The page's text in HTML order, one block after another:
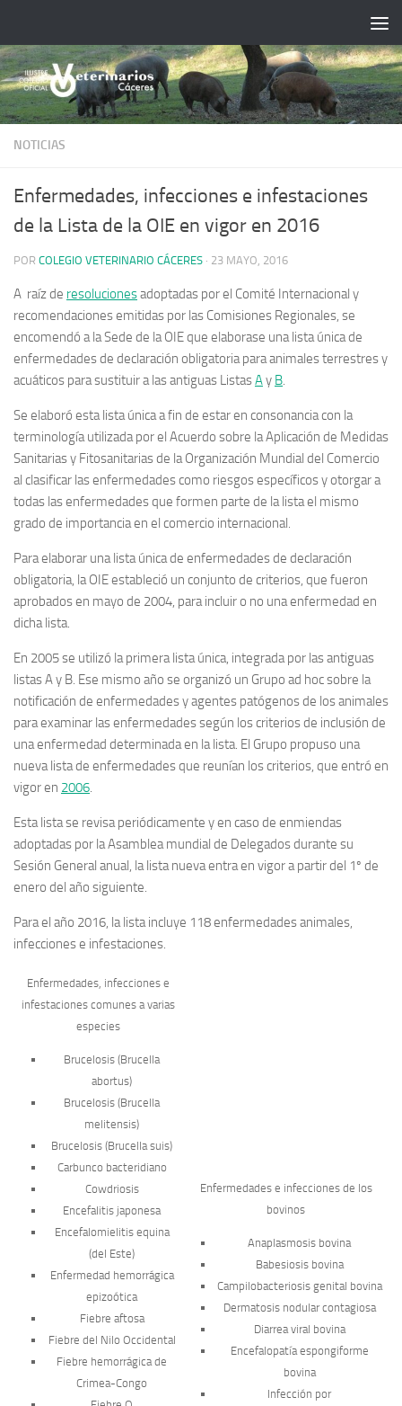
NOTICIAS
Enfermedades, infecciones e infestaciones
de la Lista de la OIE en vigor en 2016
POR COLEGIO VETERINARIO CÁCERES · 23 MAYO, 2016
A raíz de resolucionesadoptadas por el Comité Internacional y
recomendaciones emitidas por las Comisiones Regionales, se
encomendó a la Sede de la OIE que elaborase una lista única de
enfermedades de declaración obligatoria para animales terrestres y
acuáticos para sustituir a las antiguas ListasAy B
Se elaboró esta lista única a fin de estar en consonancia con la
terminología utilizada por el Acuerdo sobre la Aplicación de Medidas
Sanitarias y Fitosanitarias de la Organización Mundial del Comercio
al clasificar las enfermedades como riesgos específicos y otorgar a
todas las enfermedades que formen parte de la lista el mismo
grado de importancia en el comercio internacional.
Para elaborar una lista única de enfermedades de declaración
obligatoria, la OIE estableció un conjunto de criterios, que fueron
aprobados en mayo de 2004, para incluir o no una enfermedad en
dicha lista.
En 2005 se utilizó la primera lista única, integrada por las antiguas
listas A y B. Ese mismo año se organizó un Grupo ad hoc sobre la
notificación de enfermedades y agentes patógenos de los animales
para examinar las enfermedades según los criterios de inclusión de
una enfermedad determinada en la lista. El Grupo propuso una
nueva lista de enfermedades que reunían los criterios, que entró en
vigor en 2006
Esta lista se revisa periódicamente y en caso de enmiendas
adoptadas por la Asamblea mundial de Delegados durante su
Sesión General anual, la lista nueva entra en vigor a partir del 1º de
enero del año siguiente.
Para el año 2016 , la lista incluye 118enfermedades animales,
infecciones e infestaciones.
Enfermedades, infecciones e
infestaciones comunes a varias
especies
Brucelosis (Brucella
abortus)
Brucelosis (Brucella
melitensis)
Brucelosis (Brucella suis)
Carbunco bacteridiano
Cowdriosis
Encefalitis japonesa
Encefalomielitis equina
(del Este)
Enfermedad hemorrágica
epizoótica
Fiebre aftosa
Fiebre del Nilo Occidental
Fiebre hemorrágica de
Crimea-Congo
Enfermedades e infecciones de los
bovinos
Anaplasmosis bovina
Babesiosis bovina
Campilobacteriosis genital bovina
Dermatosis nodular contagiosa
Diarrea viral bovina
Encefalopatía espongiforme
bovina
Infección por